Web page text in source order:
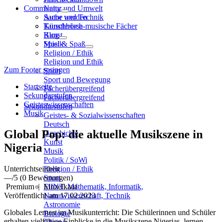
Natur und Umwelt
Sache und Technik
Künstlerisch-musische Fächer
Kunst
Musik
Religion / Ethik
Religion und Ethik
Sport
Sport und Bewegung
Fächerübergreifend
Fächerübergreifend
Sekundarstufen
Geistes- & Sozialwissenschaften
Deutsch
Geschichte
Kunst
Musik
Politik / SoWi
Religion / Ethik
Sport
MINT: Mathematik, Informatik,
Naturwissenschaft, Technik
Astronomie
Biologie
Community
Autor werden
Tauschbörse
Blog
Spiel & Spaß
Zum Footer springen
Startseite
Sekundarstufen
Geisteswissenschaften
Musik
Global Pop: die aktuelle Musikszene in
Nigeria
Unterrichtseinheit
—/5 (0 Bewertungen)
Premium| Einzelkauf
Veröffentlicht am 17.02.2023
Globales Lernen im Musikunterricht: Die Schülerinnen und Schüler